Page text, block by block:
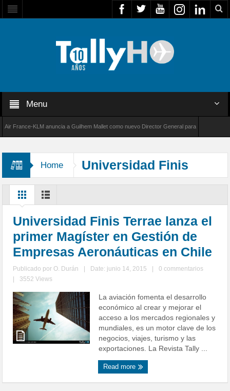
Menu
KLM anuncia a Guilhem Mallet como nuevo Director General para América Latina
Home
Universidad Finis
Terrae
Universidad Finis Terrae lanza el
primer Magíster en Gestión de
Empresas Aeronáuticas en Chile
Publicado porO. Durán Date: junio 14, 2015
0 commentarios
3552 Views
La aviación fomenta el desarrollo
económico al crear y mejorar el
acceso a los mercados regionales y
mundiales, es un motor clave de los
negocios, viajes, turismo y las
exportaciones. La Revista Tally ...
Read more